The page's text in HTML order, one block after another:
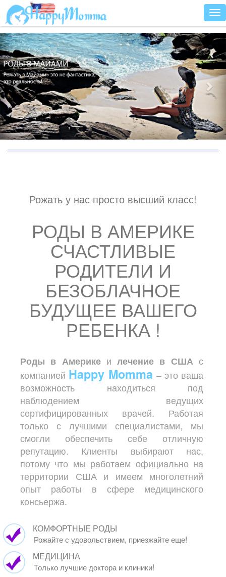
Рожать у нас просто высший класс!
РОДЫ В АМЕРИКЕ
СЧАСТЛИВЫЕ
РОДИТЕЛИ И
БЕЗОБЛАЧНОЕ
БУДУЩЕЕ ВАШЕГО
РЕБЕНКА !
Роды в Америкеилечение в США с
компанией Happy Momma – это ваша
возможность находиться под
наблюдением ведущих
сертифицированных врачей. Работая
только с лучшими специалистами, мы
смогли обеспечить себе отличную
репутацию. Клиенты выбирают нас,
потому что мы работаем официально на
территории США и имеем многолетний
опыт работы в сфере медицинского
консьержа.
КОМФОРТНЫЕ РОДЫ
Рожайте с удовольствием, приезжайте еще!
МЕДИЦИНА
Только лучшие доктора и клиники!